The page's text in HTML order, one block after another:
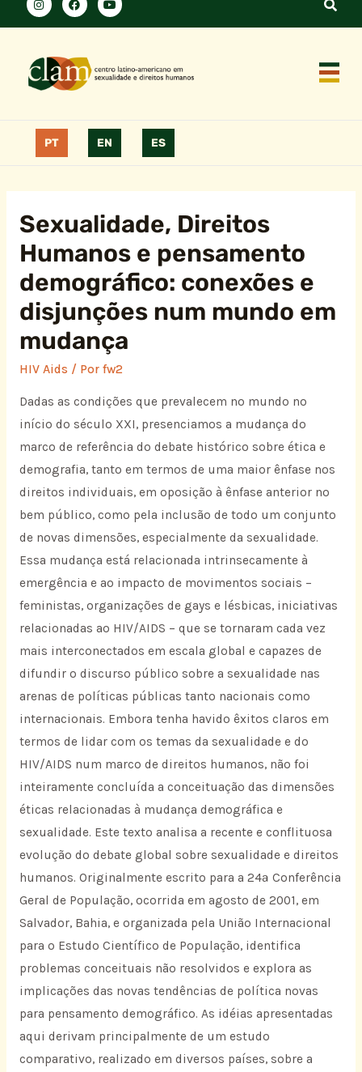
PT EN ES
Sexualidade, Direitos
Humanos e pensamento
demográfico: conexões e
disjunções num mundo em
mudança
HIV Aids / Por fw2
Dadas as condições que prevalecem no mundo no
início do século XXI, presenciamos a mudança do
marco de referência do debate histórico sobre ética e
demografia, tanto em termos de uma maior ênfase nos
direitos individuais, em oposição à ênfase anterior no
bem público, como pela inclusão de todo um conjunto
de novas dimensões, especialmente da sexualidade.
Essa mudança está relacionada intrinsecamente à
emergência e ao impacto de movimentos sociais –
feministas, organizações de gays e lésbicas, iniciativas
relacionadas ao HIV/AIDS – que se tornaram cada vez
mais interconectados em escala global e capazes de
difundir o discurso público sobre a sexualidade nas
arenas de políticas públicas tanto nacionais como
internacionais. Embora tenha havido êxitos claros em
termos de lidar com os temas da sexualidade e do
HIV/AIDS num marco de direitos humanos, não foi
inteiramente concluída a conceituação das dimensões
éticas relacionadas à mudança demográfica e
sexualidade. Este texto analisa a recente e conflituosa
evolução do debate global sobre sexualidade e direitos
humanos. Originalmente escrito para a 24ª Conferência
Geral de População, ocorrida em agosto de 2001, em
Salvador, Bahia, e organizada pela União Internacional
para o Estudo Científico de População, identifica
problemas conceituais não resolvidos e explora as
implicações das novas tendências de política novas
para pensamento demográfico. As idéias apresentadas
aqui derivam principalmente de um estudo
comparativo, realizado em diversos países, sobre a